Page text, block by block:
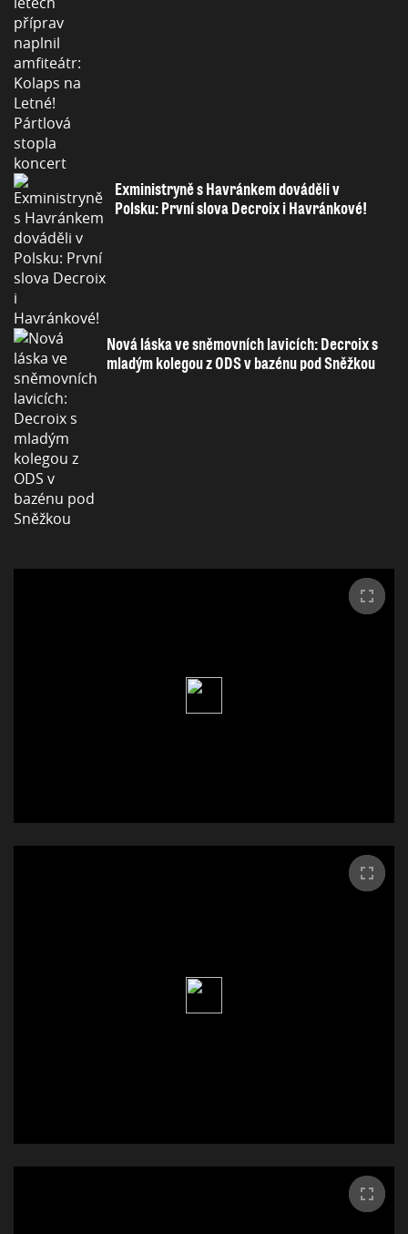
Exministryně s Havránkem dováděli v
Polsku: První slova Decroix i Havránkové!
Nová láska ve sněmovních lavicích: Decroix s
mladým kolegou z ODS v bazénu pod Sněžkou